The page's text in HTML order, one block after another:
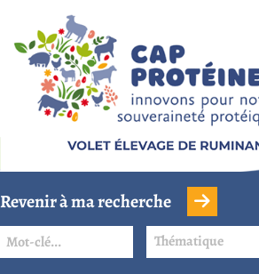
Revenir à ma recherche
Thématique